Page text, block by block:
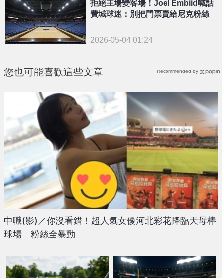
拒絕主場變客場！Joel Embiid喊話
費城球迷：別把門票賣給尼克粉絲
2026-05-04 01:24
您也可能喜歡這些文章
中職(影)／你沒看錯！超人氣女優河北彩花降臨天母棒
球場 粉絲全暴動
Recommended by